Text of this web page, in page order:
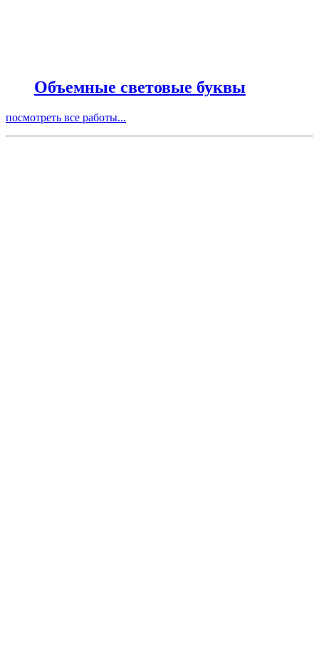
Объемные световые буквы
посмотреть все работы...